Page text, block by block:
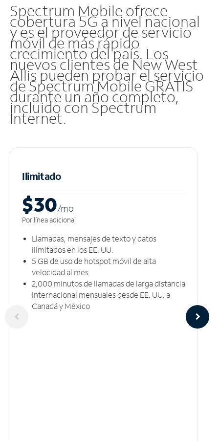
Spectrum Mobile ofrece
cobertura 5G a nivel nacional
y es el proveedor de servicio
móvil de más rápido
crecimiento del país. Los
nuevos clientes de New West
Allis pueden probar el servicio
de Spectrum Mobile GRATIS
durante un año completo,
incluido con Spectrum
Internet.
Ilimitado
$30/mo
Por línea adicional
Llamadas, mensajes de texto y datos
ilimitados en los EE. UU.
5 GB​​​​​​​ de uso de hotspot móvil ​​​​​​​de alta
velocidad al mes
2,000 minutos de llamadas de larga distancia
internacional mensuales desde EE. UU. a
Canadá y México